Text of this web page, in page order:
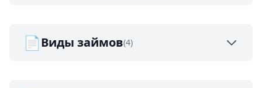
📄Виды займов(4)